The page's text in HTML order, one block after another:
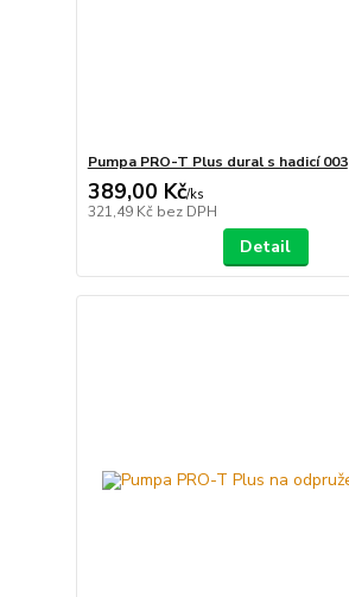
Pumpa PRO-T Plus dural s hadicí 003
389,00 Kč/ks
321,49 Kč bez DPH
Detail